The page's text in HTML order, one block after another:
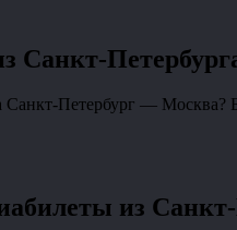
Санкт-
Санкт-Петербург —
из